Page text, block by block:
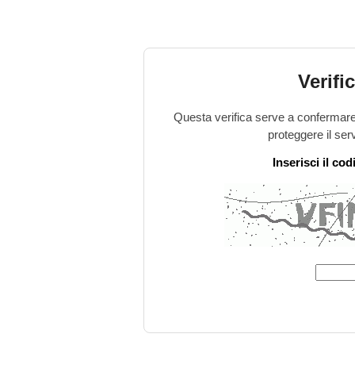
Questa verifica serve a
proteggere il
Inserisci il